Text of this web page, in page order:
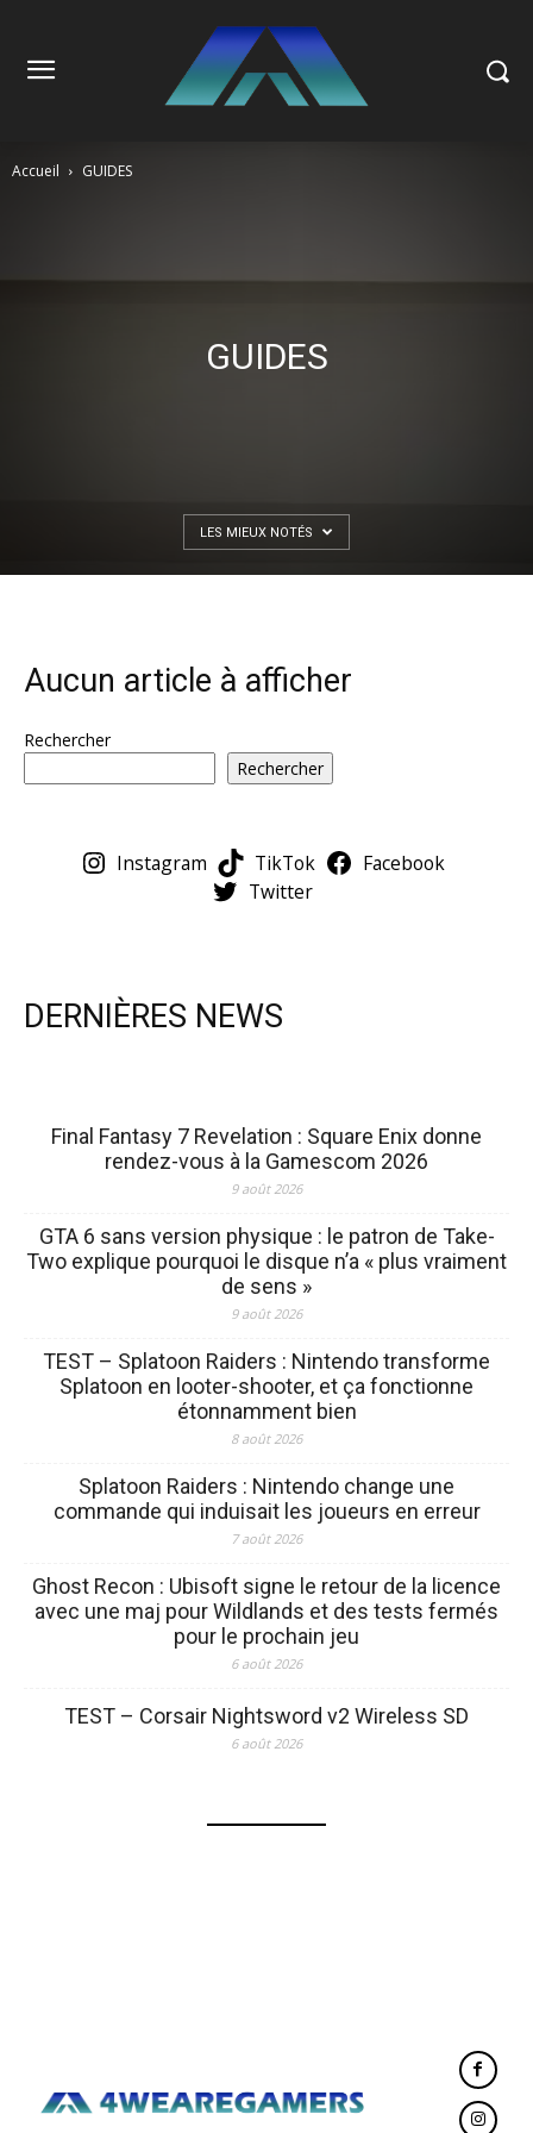
Accueil GUIDES
GUIDES
LES MIEUX NOTÉS
Aucun article à afficher
Rechercher
Rechercher
Instagram TikTok
Facebook
Twitter
DERNIÈRES NEWS
Final Fantasy 7 Revelation : Square Enix donne
rendez-vous à la Gamescom 2026
9 août 2026
GTA 6 sans version physique : le patron de Take-
Two explique pourquoi le disque n’a « plus vraiment
de sens »
9 août 2026
TEST – Splatoon Raiders : Nintendo transforme
Splatoon en looter-shooter, et ça fonctionne
étonnamment bien
8 août 2026
Splatoon Raiders : Nintendo change une
commande qui induisait les joueurs en erreur
7 août 2026
Ghost Recon : Ubisoft signe le retour de la licence
avec une maj pour Wildlands et des tests fermés
pour le prochain jeu
6 août 2026
TEST – Corsair Nightsword v2 Wireless SD
6 août 2026